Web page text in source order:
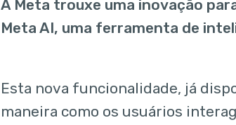
A Meta trouxe uma inovação
Meta AI, uma ferramenta de
Esta nova funcionalidade, já
maneira como os usuários